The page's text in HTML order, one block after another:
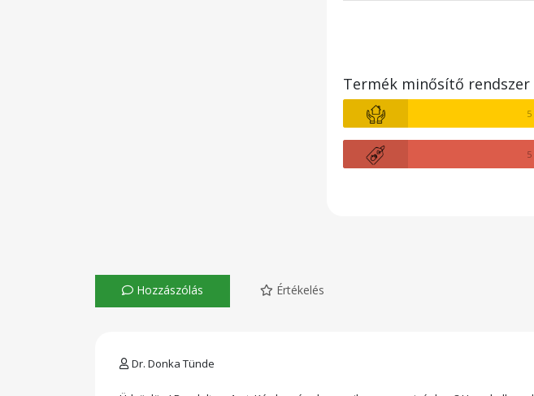
Termék minősítő rendszer
5
5
Hozzászólás Értékelés
Dr. Donka Tünde